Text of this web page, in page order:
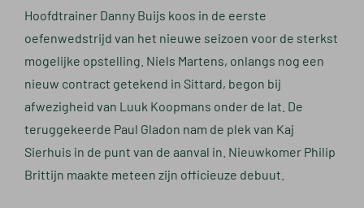
Hoofdtrainer Danny Buijs koos in de eerste
oefenwedstrijd van het nieuwe seizoen voor de sterkst
mogelijke opstelling. Niels Martens, onlangs nog een
nieuw contract getekend in Sittard, begon bij
afwezigheid van Luuk Koopmans onder de lat. De
teruggekeerde Paul Gladon nam de plek van Kaj
Sierhuis in de punt van de aanval in. Nieuwkomer Philip
Brittijn maakte meteen zijn officieuze debuut.